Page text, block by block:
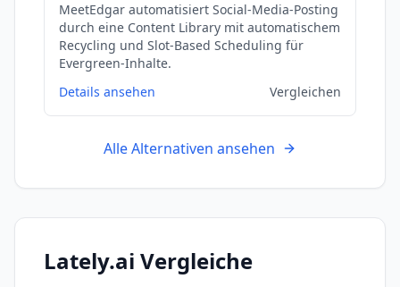
MeetEdgar automatisiert Social-Media-Posting
durch eine Content Library mit automatischem
Recycling und Slot-Based Scheduling für
Evergreen-Inhalte.
Details ansehen
Vergleichen
Alle Alternativen ansehen
Lately.ai Vergleiche